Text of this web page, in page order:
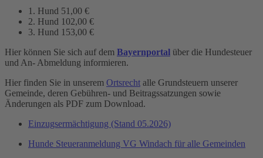
1. Hund 51,00 €
2. Hund 102,00 €
3. Hund 153,00 €
Hier können Sie sich auf dem Bayernportal über die Hundesteuer
und An- Abmeldung informieren.
Hier finden Sie in unserem Ortsrecht alle Grundsteuern unserer
Gemeinde, deren Gebühren- und Beitragssatzungen sowie
Änderungen als PDF zum Download.
Einzugsermächtigung (Stand 05.2026)
Hunde Steueranmeldung VG Windach für alle Gemeinden